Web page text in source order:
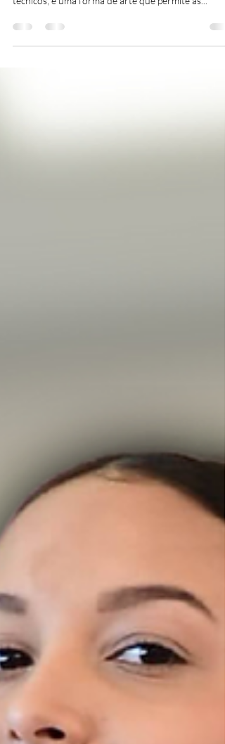
O balé não é apenas uma série de movimentos
técnicos; é uma forma de arte que permite as...